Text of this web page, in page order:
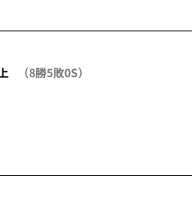
（8勝5敗0S）